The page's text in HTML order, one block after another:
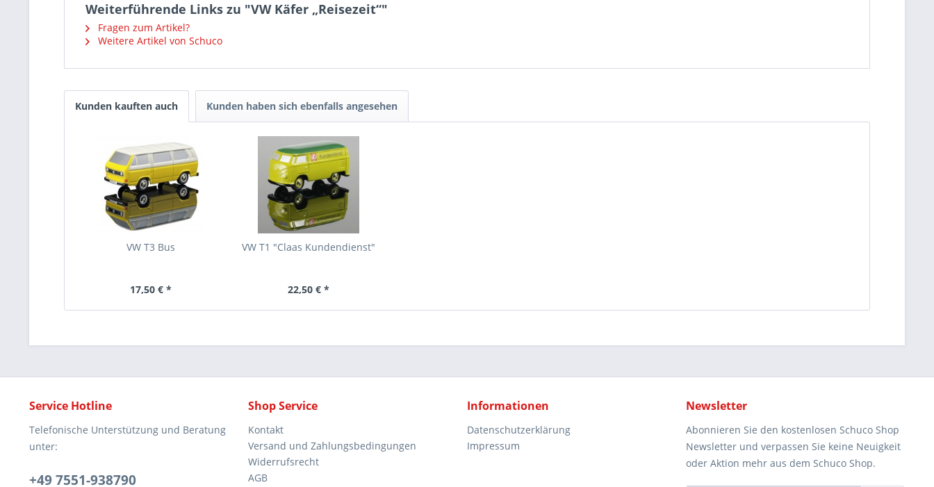
Weiterführende Links zu "VW Käfer „Reisezeit“"
Fragen zum Artikel?
Weitere Artikel von Schuco
Kunden kauften auch Kunden haben sich ebenfalls angesehen
VW T3 Bus
17,50 € *
VW T1 "Claas Kundendienst"
22,50 € *
Service Hotline
Telefonische Unterstützung und Beratung
unter:
+49 7551-938790
Shop Service
Kontakt
Versand und Zahlungsbedingungen
Widerrufsrecht
AGB
Informationen
Datenschutzerklärung
Impressum
Newsletter
Abonnieren Sie den kostenlosen Schuco Shop
Newsletter und verpassen Sie keine Neuigkeit
oder Aktion mehr aus dem Schuco Shop.